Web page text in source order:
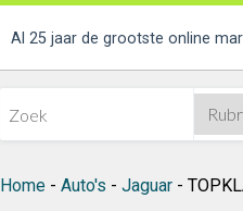
Al 25 jaar de grootste online
Home- Auto's - Jaguar-